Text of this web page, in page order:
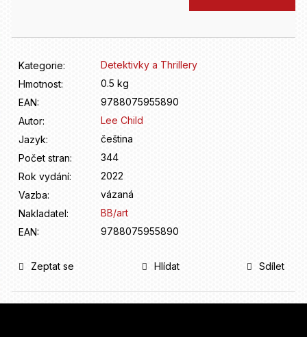
Kategorie:
Detektivky a Thrillery
Hmotnost:
0.5 kg
EAN:
9788075955890
Autor:
Lee Child
Jazyk:
čeština
Počet stran:
344
Rok vydání:
2022
Vazba:
vázaná
Nakladatel:
BB/art
EAN: 9788075955890
Zeptat se Hlídat Sdílet
r
u
č
u
m
e